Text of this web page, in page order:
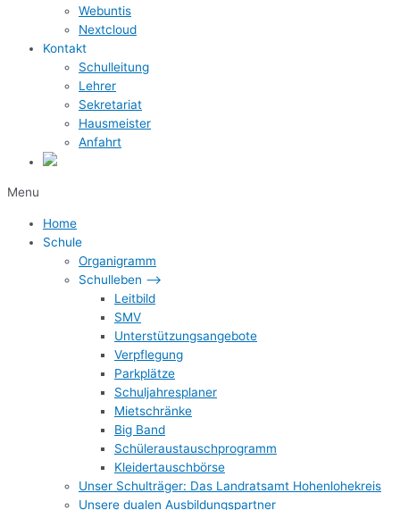
Webuntis
Nextcloud
Kontakt
Schulleitung
Lehrer
Sekretariat
Hausmeister
Anfahrt
Menu
Home
Schule
Organigramm
Schulleben –>
Leitbild
SMV
Unterstützungsangebote
Verpflegung
Parkplätze
Schuljahresplaner
Mietschränke
Big Band
Schüleraustauschprogramm
Kleidertauschbörse
Unser Schulträger: Das Landratsamt Hohenlohekreis
Unsere dualen Ausbildungspartner